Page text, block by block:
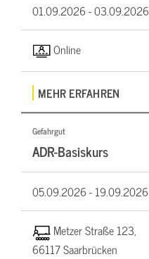
01.09.2026 -03.09.2026
Online
MEHR ERFAHREN
Gefahrgut
ADR-Basiskurs
05.09.2026 -19.09.2026
Metzer Straße 123,
66117 Saarbrücken